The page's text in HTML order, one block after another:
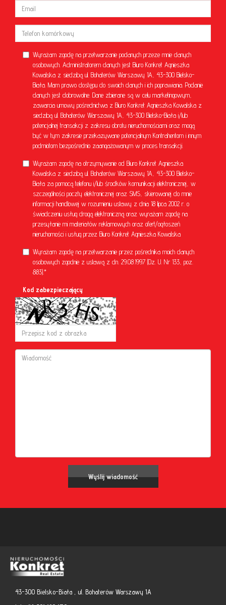
Wyrażam zgodę na przetwarzanie podanych przeze mnie danych
osobowych. Administratorem danych jest Biuro Konkret Agnieszka
Kowalska z siedzibą ul. Bohaterów Warszawy 1A, 43-300 Bielsko-
Biała. Mam prawo dostępu do swoich danych i ich poprawiania. Podanie
danych jest dobrowolne. Dane zbierane są w celu marketingowym,
zawarcia umowy pośrednictwa z Biuro Konkret Agnieszka Kowalska z
siedzibą ul. Bohaterów Warszawy 1A, 43-300 Bielsko-Biała i/lub
potencjalnej transakcji z zakresu obrotu nieruchomościami oraz mogą
być w tym zakresie przekazywane potencjalnym Kontrahentom i innym
podmiotom bezpośrednio zaangażowanym w proces transakcji.
Wyrażam zgodę na otrzymywanie od Biuro Konkret Agnieszka
Kowalska z siedzibą ul. Bohaterów Warszawy 1A, 43-300 Bielsko-
Biała za pomocą telefonu i/lub środków komunikacji elektronicznej, w
szczególności poczty elektronicznej oraz SMS, skierowanej do mnie
informacji handlowej w rozumieniu ustawy z dnia 18 lipca 2002 r. o
świadczeniu usług drogą elektroniczną oraz wyrażam zgodę na
przesyłanie mi materiałów reklamowych oraz ofert/ogłoszeń
nieruchomości i usług przez Biuro Konkret Agnieszka Kowalska
Wyrażam zgodę na przetwarzanie przez pośrednika moich danych
osobowych zgodnie z ustawą z dn. 29.08.1997 (Dz. U. Nr 133, poz.
883).*
Kod zabezpieczający
43-300 Bielsko-Biała , ul. Bohaterów Warszawy 1A